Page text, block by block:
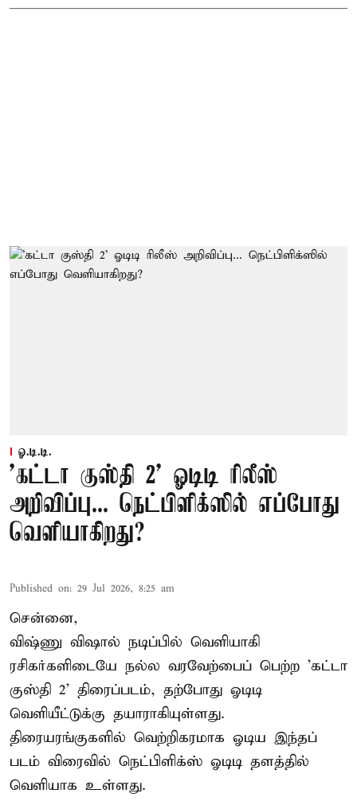
ஓ.டி.டி.
'கட்டா குஸ்தி 2' ஓடிடி ரிலீஸ்
அறிவிப்பு... நெட்பிளிக்ஸில் எப்போது
வெளியாகிறது?
Published on: 29 Jul 2026, 8:25 am
சென்னை,
விஷ்ணு விஷால் நடிப்பில் வெளியாகி
ரசிகர்களிடையே நல்ல வரவேற்பைப் பெற்ற 'கட்டா
குஸ்தி 2' திரைப்படம், தற்போது ஓடிடி
வெளியீட்டுக்கு தயாராகியுள்ளது.
திரையரங்குகளில் வெற்றிகரமாக ஓடிய இந்தப்
படம் விரைவில் நெட்பிளிக்ஸ் ஓடிடி தளத்தில்
வெளியாக உள்ளது.